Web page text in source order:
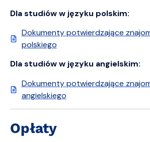
Dla studiów w języku polskim:
Dokumenty potwierdzające
polskiego
Dla studiów w języku angielskim:
Dokumenty potwierdzające
angielskiego
Opłaty